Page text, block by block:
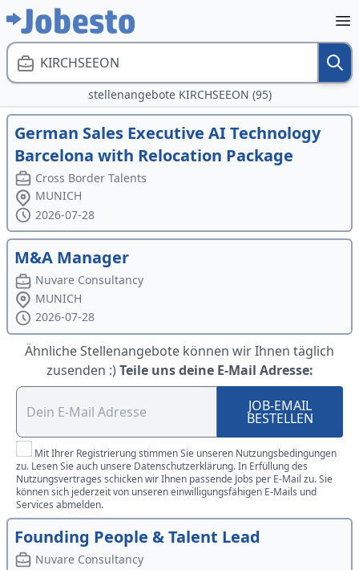
KIRCHSEEON
stellenangebote KIRCHSEEON (95)
German Sales Executive AI Technology
Barcelona with Relocation Package
Cross Border Talents
MUNICH
2026-07-28
M&A Manager
Nuvare Consultancy
MUNICH
2026-07-28
Ähnliche Stellenangebote können wir Ihnen täglich
zusenden :) Teile uns deine E-Mail Adresse:
JOB-EMAIL
BESTELLEN
Mit Ihrer Registrierung stimmen Sie unseren Nutzungsbedingungen
zu. Lesen Sie auch unsere Datenschutzerklärung. In Erfüllung des
Nutzungsvertrages schicken wir Ihnen passende Jobs per E-Mail zu. Sie
können sich jederzeit von unseren einwilligungsfähigen E-Mails und
Services abmelden.
Founding People & Talent Lead
Nuvare Consultancy